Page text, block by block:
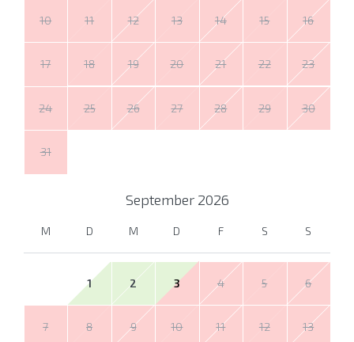
10 11 12 13 14 15 16
17 18 19 20 21 22 23
24 25 26 27 28 29 30
31
September 2026
M D M D F S S
1 2 3 4 5 6
7 8 9 10 11 12 13